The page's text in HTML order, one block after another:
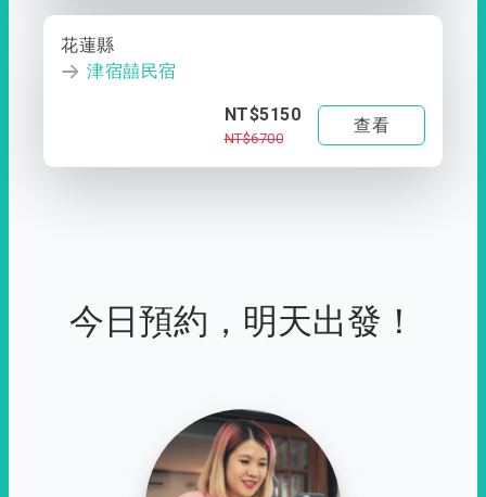
花蓮縣
津宿囍民宿
NT$5150
NT$6700
查看
今日預約，明天出發！